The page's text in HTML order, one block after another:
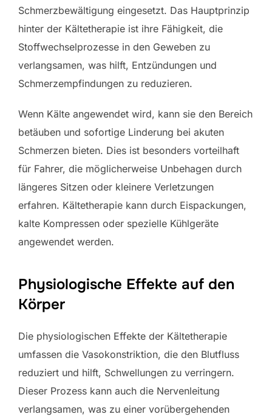
Schmerzbewältigung eingesetzt. Das Hauptprinzip
hinter der Kältetherapie ist ihre Fähigkeit, die
Stoffwechselprozesse in den Geweben zu
verlangsamen, was hilft, Entzündungen und
Schmerzempfindungen zu reduzieren.
Wenn Kälte angewendet wird, kann sie den Bereich
betäuben und sofortige Linderung bei akuten
Schmerzen bieten. Dies ist besonders vorteilhaft
für Fahrer, die möglicherweise Unbehagen durch
längeres Sitzen oder kleinere Verletzungen
erfahren. Kältetherapie kann durch Eispackungen,
kalte Kompressen oder spezielle Kühlgeräte
angewendet werden.
Physiologische Effekte auf den
Körper
Die physiologischen Effekte der Kältetherapie
umfassen die Vasokonstriktion, die den Blutfluss
reduziert und hilft, Schwellungen zu verringern.
Dieser Prozess kann auch die Nervenleitung
verlangsamen, was zu einer vorübergehenden